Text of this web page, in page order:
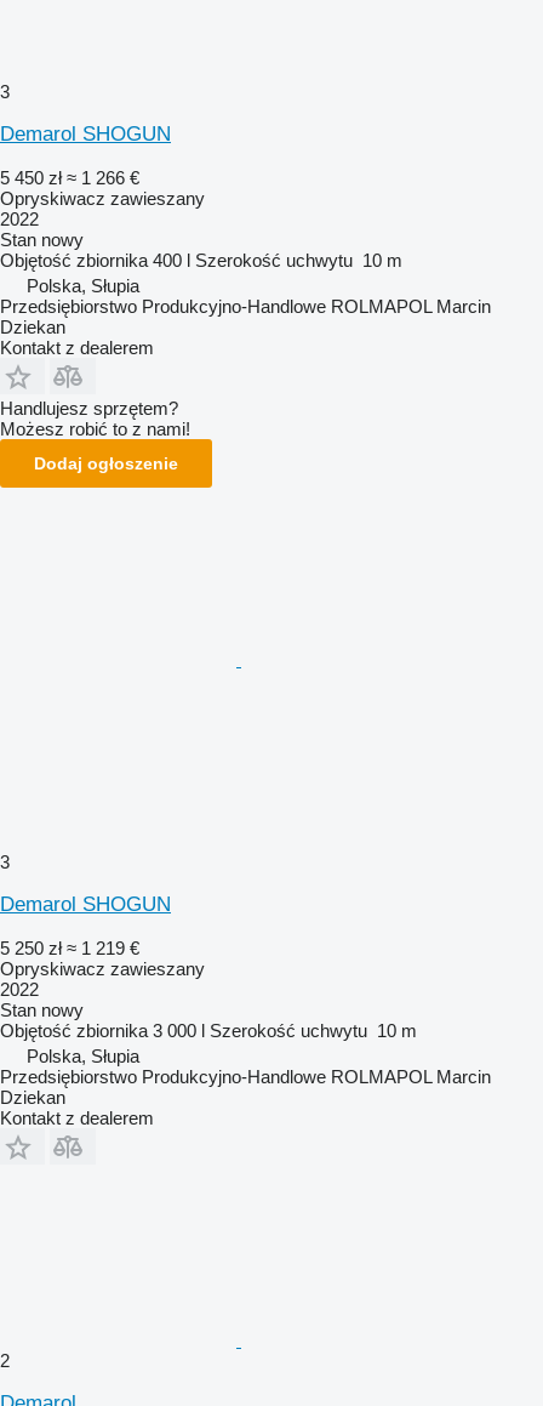
3
Demarol SHOGUN
5 450 zł ≈ 1 266 €
Opryskiwacz zawieszany
2022
Stan nowy
Objętość zbiornika 400 l Szerokość uchwytu 10 m
Polska, Słupia
Przedsiębiorstwo Produkcyjno-Handlowe ROLMAPOL Marcin
Dziekan
Kontakt z dealerem
Handlujesz sprzętem?
Możesz robić to z nami!
Dodaj ogłoszenie
3
Demarol SHOGUN
5 250 zł ≈ 1 219 €
Opryskiwacz zawieszany
2022
Stan nowy
Objętość zbiornika 3 000 l Szerokość uchwytu 10 m
Polska, Słupia
Przedsiębiorstwo Produkcyjno-Handlowe ROLMAPOL Marcin
Dziekan
Kontakt z dealerem
2